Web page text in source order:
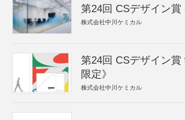
第24回 CSデザイン賞
株式会社中川ケミカル
第24回 CSデザイン賞
限定》
株式会社中川ケミカル